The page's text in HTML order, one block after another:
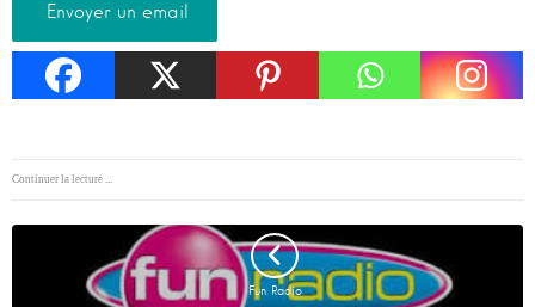
Envoyer un email
Continuer la lecture ...
Fun Radio